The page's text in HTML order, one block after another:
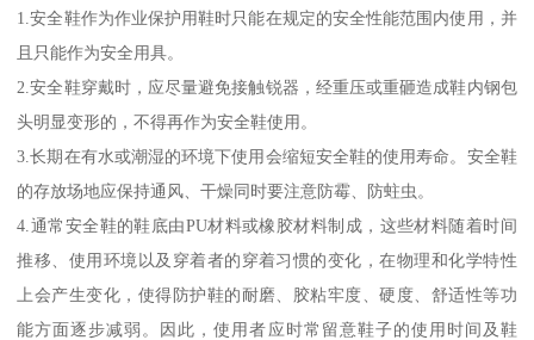
1.安全鞋作为作业保护用鞋时只能在规定的安全性能范围内使用，并
且只能作为安全用具。
2.安全鞋穿戴时，应尽量避免接触锐器，经重压或重砸造成鞋内钢包
头明显变形的，不得再作为安全鞋使用。
3.长期在有水或潮湿的环境下使用会缩短安全鞋的使用寿命。安全鞋
的存放场地应保持通风、干燥同时要注意防霉、防蛀虫。
4.通常安全鞋的鞋底由PU材料或橡胶材料制成，这些材料随着时间
推移、使用环境以及穿着者的穿着习惯的变化，在物理和化学特性
上会产生变化，使得防护鞋的耐磨、胶粘牢度、硬度、舒适性等功
能方面逐步减弱。因此，使用者应时常留意鞋子的使用时间及鞋